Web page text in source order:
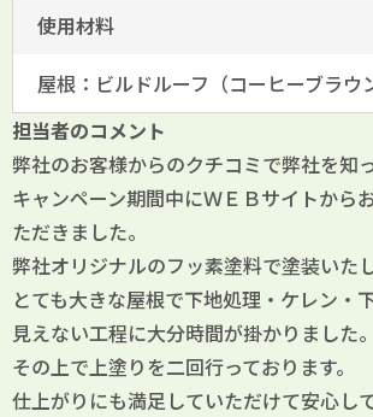
使用材料
屋根：ビルドルーフ（コーヒーブラウ
担当者のコメント
弊社のお客様からのクチコミで弊社を知
キャンペーン期間中にＷＥＢサイトから
ただきました。
弊社オリジナルのフッ素塗料で塗装いた
とても大きな屋根で下地処理・ケレン・
見えない工程に大分時間が掛かりました。
その上で上塗りを二回行っております。
仕上がりにも満足していただけて安心し